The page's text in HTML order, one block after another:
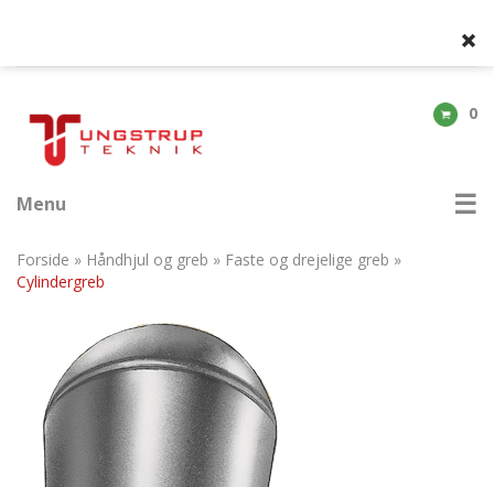
0
Menu
Forside » Håndhjul og greb » Faste og drejelige greb »
Cylindergreb